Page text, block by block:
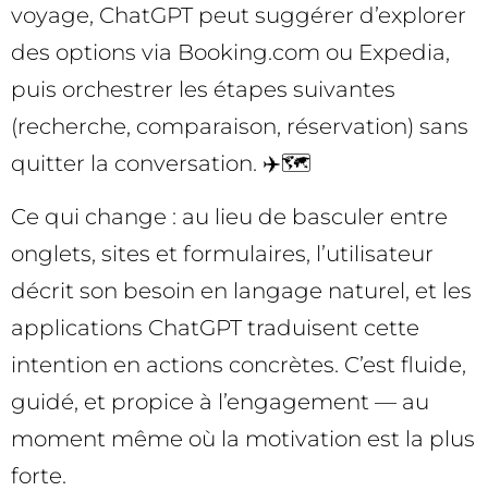
voyage, ChatGPT peut suggérer d’explorer
des options via Booking.com ou Expedia,
puis orchestrer les étapes suivantes
(recherche, comparaison, réservation) sans
quitter la conversation. ✈️🗺️
Ce qui change : au lieu de basculer entre
onglets, sites et formulaires, l’utilisateur
décrit son besoin en langage naturel, et les
applications ChatGPT traduisent cette
intention en actions concrètes. C’est fluide,
guidé, et propice à l’engagement — au
moment même où la motivation est la plus
forte.